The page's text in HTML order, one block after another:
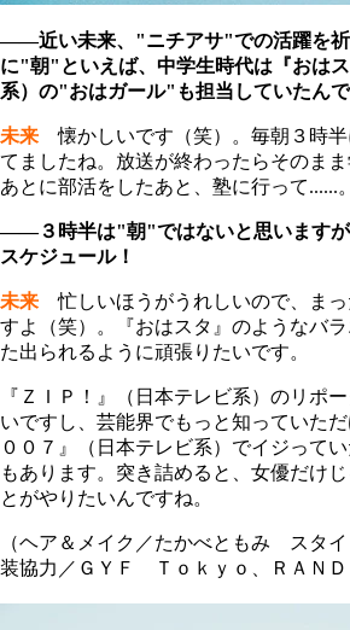
――近い未来、"ニチアサ"での活躍を
に"朝"といえば、中学生時代は『おは
系）の"おはガール"も担当していたんで
未来
懐かしいです（笑）。毎朝３時
てましたね。放送が終わったらそのま
あとに部活をしたあと、塾に行って......。
――３時半は"朝"ではないと思いますが
スケジュール！
未来
忙しいほうがうれしいので、ま
すよ（笑）。『おはスタ』のようなバ
た出られるように頑張りたいです。
『ＺＩＰ！』（日本テレビ系）のリポ
いですし、芸能界でもっと知っていた
００７』（日本テレビ系）でイジって
もあります。突き詰めると、女優だけ
とがやりたいんですね。
（ヘア＆メイク／たかべともみ スタ
装協力／ＧＹＦ Ｔｏｋｙｏ、ＲＡＮＤ